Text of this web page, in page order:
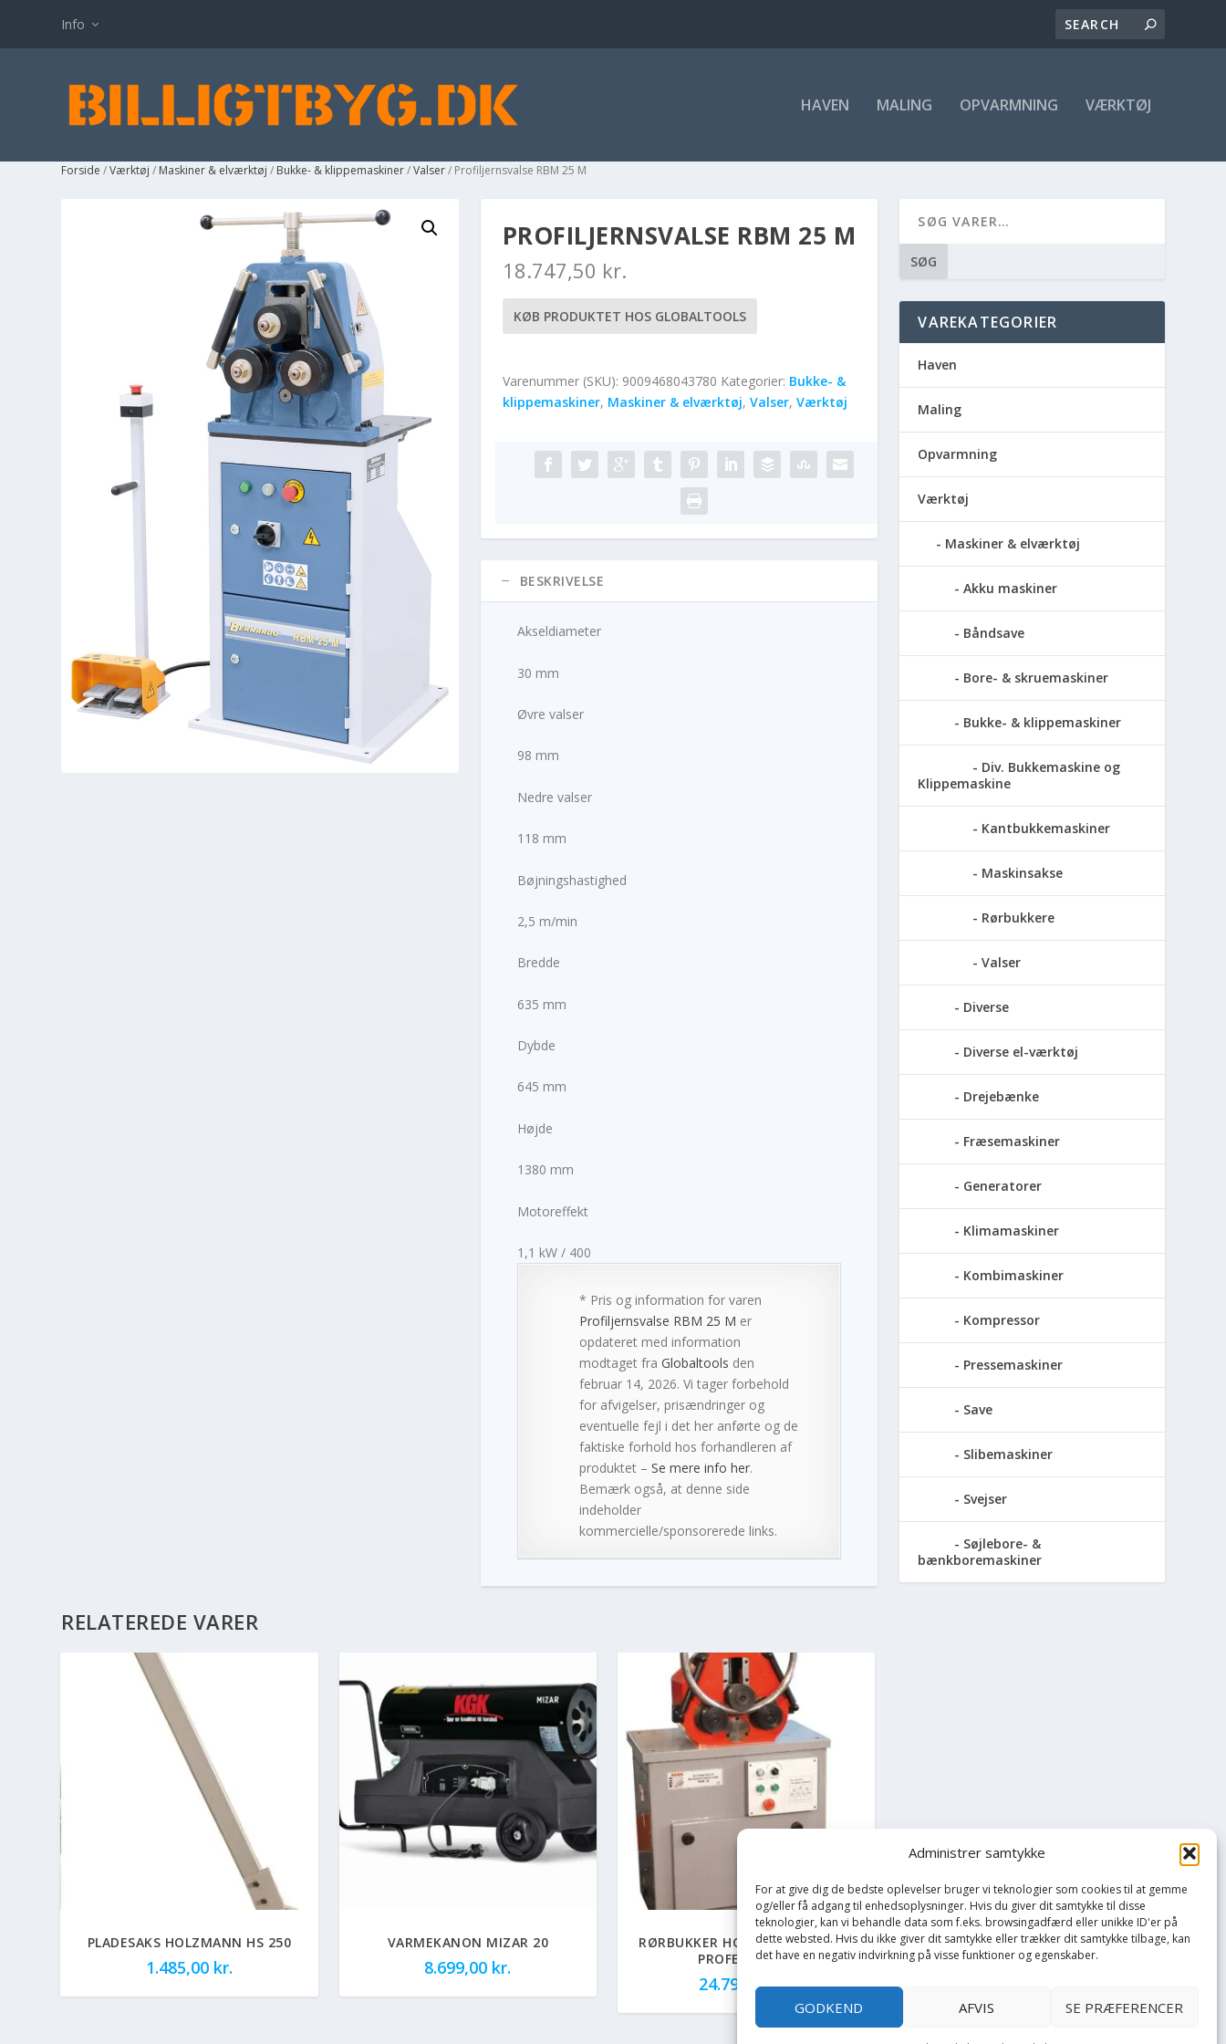
Administrer samtykke
For at give dig de bedste oplevelser bruger vi teknologier som cookies til at gemme
og/eller få adgang til enhedsoplysninger. Hvis du giver dit samtykke til disse
teknologier, kan vi behandle data som f.eks. browsingadfærd eller unikke ID'er på
dette websted. Hvis du ikke giver dit samtykke eller trækker dit samtykke tilbage, kan
det have en negativ indvirkning på visse funktioner og egenskaber.
GODKEND AFVIS SE PRÆFERENCER
Info
HAVEN MALING OPVARMNING VÆRKTØJ
Forside /Værktøj / Maskiner & elværktøj / Bukke- & klippemaskiner/Valser/ Profiljernsvalse RBM 25 M
PROFILJERNSVALSE RBM 25 M
18.747,50 kr.
KØB PRODUKTET HOS GLOBALTOOLS
Varenummer (SKU): 9009468043780 Kategorier: Bukke- &
klippemaskiner, Maskiner & elværktøj, Valser, Værktøj
BESKRIVELSE
Akseldiameter
30 mm
Øvre valser
98 mm
Nedre valser
118 mm
Bøjningshastighed
2,5 m/min
Bredde
635 mm
Dybde
645 mm
Højde
1380 mm
Motoreffekt
1,1 kW / 400
* Pris og information for varen
Profiljernsvalse RBM 25 M er
opdateret med information
modtaget fra Globaltools den
februar 14, 2026. Vi tager forbehold
for afvigelser, prisændringer og
eventuelle fejl i det her anførte og de
faktiske forhold hos forhandleren af
produktet – Se mere info her.
Bemærk også, at denne side
indeholder
kommercielle/sponsorerede links.
RELATEREDE VARER
PLADESAKS HOLZMANN HS 250
1.485,00 kr.
VARMEKANON MIZAR 20
8.699,00 kr.
RØRBUKKER HOLZMANN RBM 30
PROFESSIONEL
24.795,00kr.
SØG
VAREKATEGORIER
Haven
Maling
Opvarmning
Værktøj
Maskiner & elværktøj
Akku maskiner
Båndsave
Bore- & skruemaskiner
Bukke- & klippemaskiner
Div. Bukkemaskine og
Klippemaskine
Kantbukkemaskiner
Maskinsakse
Rørbukkere
Valser
Diverse
Diverse el-værktøj
Drejebænke
Fræsemaskiner
Generatorer
Klimamaskiner
Kombimaskiner
Kompressor
Pressemaskiner
Save
Slibemaskiner
Svejser
Søjlebore- &
bænkboremaskiner